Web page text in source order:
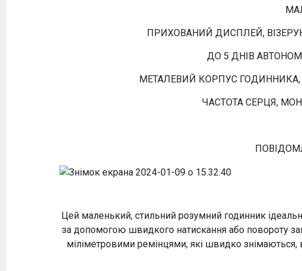
ПРИХОВАНИЙ ДИСПЛЕЙ,
ДО 5 ДНІВ
МЕТАЛЕВИЙ КОРПУС
ЧАСТОТА СЕРЦЯ,
Цей маленький, стильний розумний годинник
за допомогою швидкого натискання або повороту
міліметровими ремінцями, які швидко знімаються,